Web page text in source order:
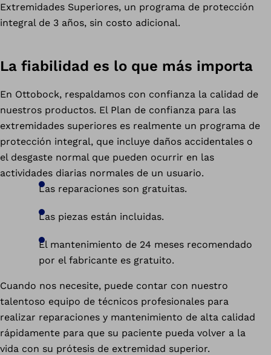
Extremidades Superiores, un programa de protección
integral de 3 años, sin costo adicional.
La fiabilidad es lo que más importa
En Ottobock, respaldamos con confianza la calidad de
nuestros productos. El Plan de confianza para las
extremidades superiores es realmente un programa de
protección integral, que incluye daños accidentales o
el desgaste normal que pueden ocurrir en las
actividades diarias normales de un usuario.
Las reparaciones son gratuitas.
Las piezas están incluidas.
El mantenimiento de 24 meses recomendado
por el fabricante es gratuito.
Cuando nos necesite, puede contar con nuestro
talentoso equipo de técnicos profesionales para
realizar reparaciones y mantenimiento de alta calidad
rápidamente para que su paciente pueda volver a la
vida con su prótesis de extremidad superior.